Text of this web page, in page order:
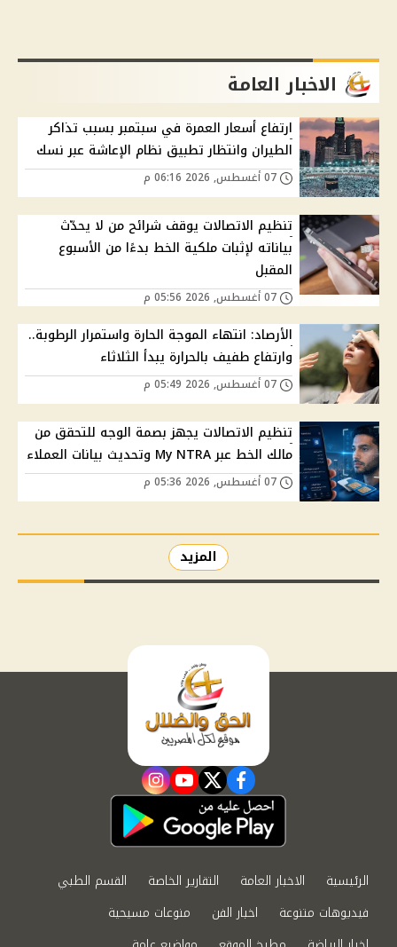
الاخبار العامة
ارتفاع أسعار العمرة في سبتمبر بسبب تذاكر
الطيران وانتظار تطبيق نظام الإعاشة عبر نسك
تنظيم الاتصالات يوقف شرائح من لا يحدّث
بياناته لإثبات ملكية الخط بدءًا من الأسبوع
المقبل
الأرصاد: انتهاء الموجة الحارة واستمرار الرطوبة..
وارتفاع طفيف بالحرارة يبدأ الثلاثاء
تنظيم الاتصالات يجهز بصمة الوجه للتحقق من
مالك الخط عبر My NTRA وتحديث بيانات العملاء
المزيد
facebook
twitter
youtube
instagram
الرئيسية الاخبار العامة التقارير الخاصة
القسم الطبي
فيديوهات متنوعة
اخبار الفن
منوعات مسيحية